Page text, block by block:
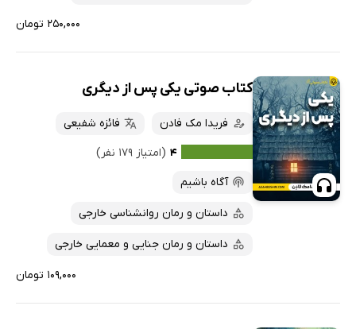
۲۵۰,۰۰۰ تومان
کتاب صوتی یکی پس از دیگری
فریدا مک فادن
فائزه شفیعی
۴ (امتیاز ۱۷۹ نفر)
آگاه باشیم
داستان و رمان روانشناسی خارجی
داستان و رمان جنایی و معمایی خارجی
۱۰۹,۰۰۰ تومان